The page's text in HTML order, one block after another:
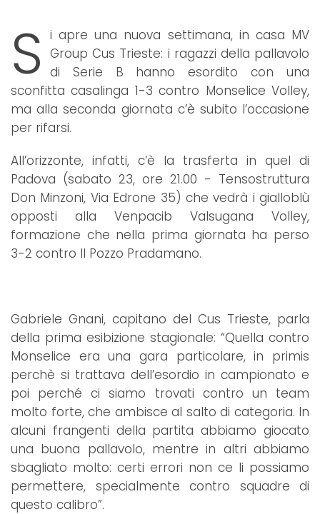
S i apre una nuova settimana, in casa MV
Group Cus Trieste: i ragazzi della pallavolo
di Serie B hanno esordito con una
sconfitta casalinga 1-3 contro Monselice Volley,
ma alla seconda giornata c’è subito l’occasione
per rifarsi.
All’orizzonte, infatti, c’è la trasferta in quel di
Padova (sabato 23, ore 21.00 - Tensostruttura
Don Minzoni, Via Edrone 35) che vedrà i gialloblù
opposti alla Venpacib Valsugana Volley,
formazione che nella prima giornata ha perso
3-2 contro Il Pozzo Pradamano.
Gabriele Gnani, capitano del Cus Trieste, parla
della prima esibizione stagionale: “Quella contro
Monselice era una gara particolare, in primis
perchè si trattava dell’esordio in campionato e
poi perché ci siamo trovati contro un team
molto forte, che ambisce al salto di categoria. In
alcuni frangenti della partita abbiamo giocato
una buona pallavolo, mentre in altri abbiamo
sbagliato molto: certi errori non ce li possiamo
permettere, specialmente contro squadre di
questo calibro”.